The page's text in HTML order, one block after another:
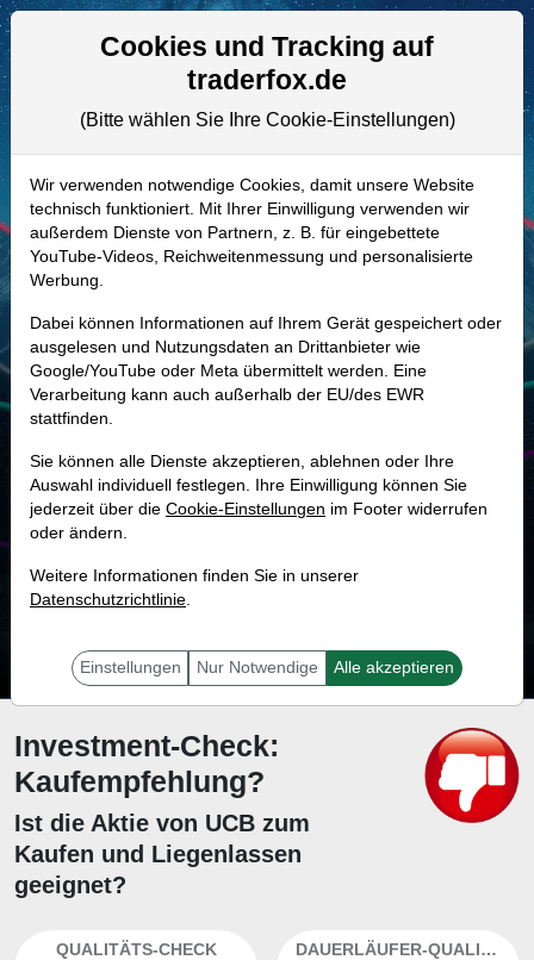
Aktien- und Artikelsuche
852738 | UNC–UCB Aktie
Realtime-Aktienkurs:
-
-
Marktkapitalisierung 42,42 Mrd. EUR
Unternehmenswert 44,82 Mrd. EUR
MONKEY-TRADER INDIKATOR
68.1 %
Mit 68.1 % Wahrscheinlichkeit wird selbst der unglücklichst agierende Trader
Investment-Check:
Kaufempfehlung?
Ist die Aktie von UCB zum
Kaufen und Liegenlassen
geeignet?
QUALITÄTS-CHECK DAUERLÄUFER-QUALITÄTEN
Cookies und Tracking auf
traderfox.de
(Bitte wählen Sie Ihre Cookie-Einstellungen)
Wir verwenden notwendige Cookies, damit unsere Website
technisch funktioniert. Mit Ihrer Einwilligung verwenden wir
außerdem Dienste von Partnern, z. B. für eingebettete
YouTube-Videos, Reichweitenmessung und personalisierte
Werbung.
Dabei können Informationen auf Ihrem Gerät gespeichert oder
ausgelesen und Nutzungsdaten an Drittanbieter wie
Google/YouTube oder Meta übermittelt werden. Eine
Verarbeitung kann auch außerhalb der EU/des EWR
stattfinden.
Sie können alle Dienste akzeptieren, ablehnen oder Ihre
Auswahl individuell festlegen. Ihre Einwilligung können Sie
jederzeit über die Cookie-Einstellungen im Footer widerrufen
oder ändern.
Weitere Informationen finden Sie in unserer
Datenschutzrichtlinie.
Einstellungen Nur Notwendige Alle akzeptieren